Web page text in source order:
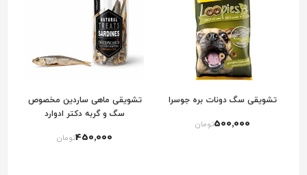
تشویقی سگ دونات بره جوسرا
500٬000تومان
تشویقی ماهی ساردین مخصوص
سگ و گربه دکتر ادوارد
450٬000تومان